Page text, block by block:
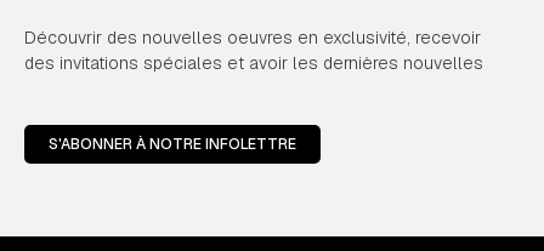
Découvrir des nouvelles oeuvres en exclusivité, recevoir
des invitations spéciales et avoir les dernières nouvelles
S'ABONNER À NOTRE INFOLETTRE